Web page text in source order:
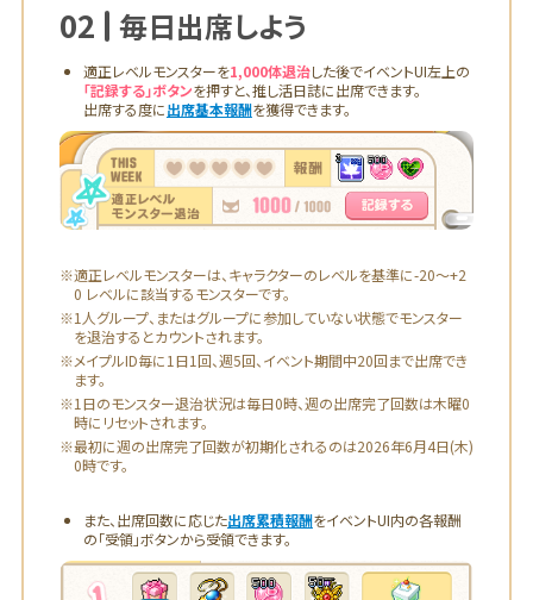
02 毎日出席しよう
適正レベルモンスターを1,000体退治した後でイベントUI左上の
「記録する」ボタンを押すと、推し活日誌に出席できます。
出席する度に出席基本報酬を獲得できます。
※適正レベルモンスターは、キャラクターのレベルを基準に-20～+2
0 レベルに該当するモンスターです。
※1人グループ、またはグループに参加していない状態でモンスター
を退治するとカウントされます。
※メイプルID毎に1日1回、週5回、イベント期間中20回まで出席でき
ます。
※1日のモンスター退治状況は毎日0時、週の出席完了回数は木曜0
時にリセットされます。
※最初に週の出席完了回数が初期化されるのは2026年6月4日(木)
0時です。
また、出席回数に応じた出席累積報酬をイベントUI内の各報酬
の「受領」ボタンから受領できます。